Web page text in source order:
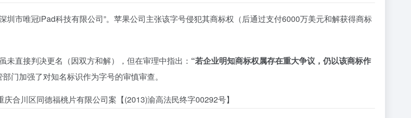
圳市唯冠iPad科技有限公司”。苹果公司主张该字号侵犯其商标权（后通过支付6000万美元和解获得商标
直接判决更名（因双方和解），但在审理中指出： “若企业明知商标权属存在重大争议，仍以该商标作
门加强了对知名标识作为字号的审慎审查。
合川区同德福桃片有限公司案【(2013)渝高法民终字00292号】